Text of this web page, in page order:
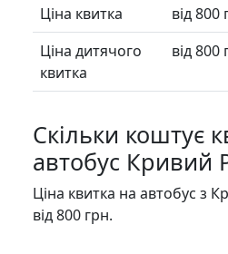
Ціна квитка
від 800
Ціна дитячого
квитка
від 800
Скільки коштує
автобус Кривий
Ціна квитка на автобус з
від 800 грн.